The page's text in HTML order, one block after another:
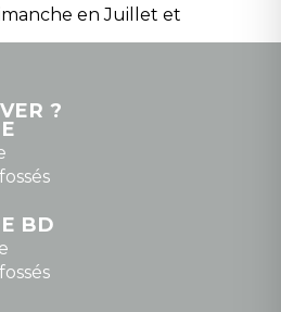
en Juillet et
griffe-noire.com
?
BD